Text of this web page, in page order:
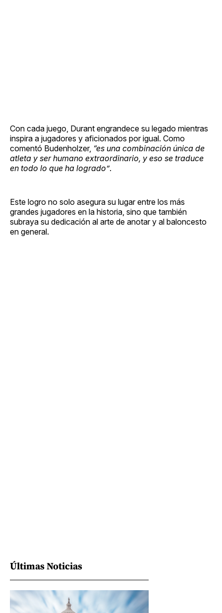
Con cada juego, Durant engrandece su legado mientras
inspira a jugadores y aficionados por igual. Como
comentó Budenholzer, “es una combinación única de
atleta y ser humano extraordinario, y eso se traduce
en todo lo que ha logrado”.
Este logro no solo asegura su lugar entre los más
grandes jugadores en la historia, sino que también
subraya su dedicación al arte de anotar y al baloncesto
en general.
Últimas Noticias